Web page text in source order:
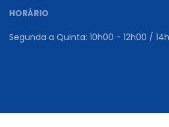
HORÁRIO
Segunda a Quinta: 10h00 - 12h00 /